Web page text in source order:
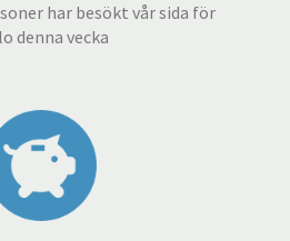
har besökt vår sida för
denna vecka